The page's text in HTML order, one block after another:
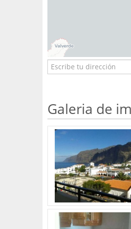
Galeria de